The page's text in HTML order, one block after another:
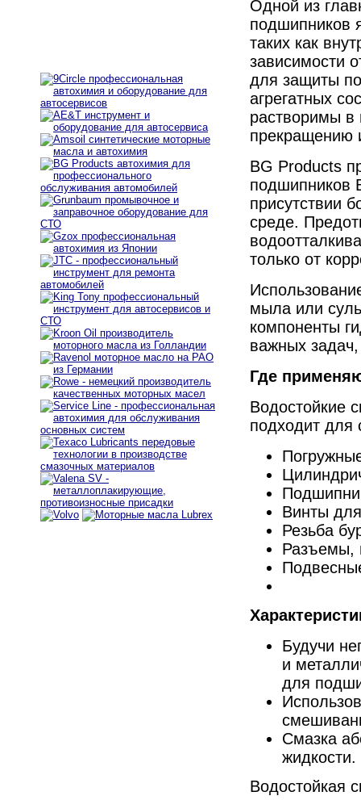
Одной из
подшипников
таких как
зависимости
для защиты
агрегатных
растворимы в
прекращению
BG Products
подшипников
присутствии
среде.
только от
мыла или
компоненты
важных
Где
Водостойкие
подходит для
Винты
Резьба
Разъемы,
Будучи
и
для
Смазка
жидкости.
Водостойкая